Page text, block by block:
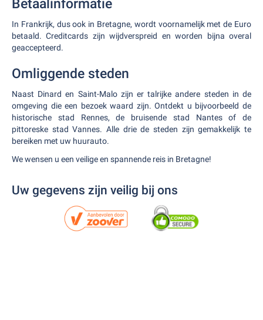
Betaalinformatie
In Frankrijk, dus ook in Bretagne, wordt voornamelijk met de Euro
betaald. Creditcards zijn wijdverspreid en worden bijna overal
geaccepteerd.
Omliggende steden
Naast Dinard en Saint-Malo zijn er talrijke andere steden in de
omgeving die een bezoek waard zijn. Ontdekt u bijvoorbeeld de
historische stad Rennes, de bruisende stad Nantes of de
pittoreske stad Vannes. Alle drie de steden zijn gemakkelijk te
bereiken met uw huurauto.
We wensen u een veilige en spannende reis in Bretagne!
Uw gegevens zijn veilig bij ons